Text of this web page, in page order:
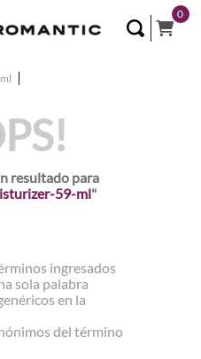
0
resultado para
59-ml"
ingresados
sola palabra
en la
del término